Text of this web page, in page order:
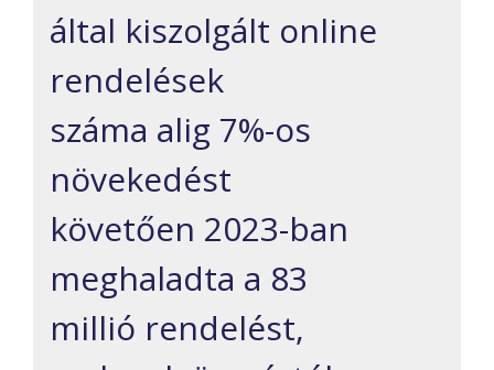
által kiszolgált online
rendelések
száma alig 7%-os
növekedést
követően 2023-ban
meghaladta a 83
millió rendelést,